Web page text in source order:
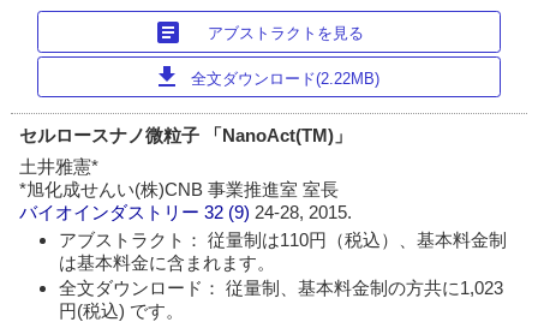
article アブストラクトを見る
download 全文ダウンロード(2.22MB)
セルロースナノ微粒子 「NanoAct(TM)」
土井雅憲*
*旭化成せんい(株)CNB 事業推進室 室長
バイオインダストリー 32 (9) 24-28, 2015.
アブストラクト： 従量制は110円（税込）、基本料金制
は基本料金に含まれます。
全文ダウンロード： 従量制、基本料金制の方共に1,023
円(税込) です。